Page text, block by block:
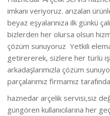
imkanı veriyoruz. arızalan
beyaz eşyalarınıza ilk günkü
bizlerden her olursa olsun
çözüm sunuyoruz Yetkili
getirererek, sizlere her türlü
arkadaşlarımızla çözüm
parçalarımız firmamız
haznedar arçelik servisi,siz
güngören kullanıcılarına her